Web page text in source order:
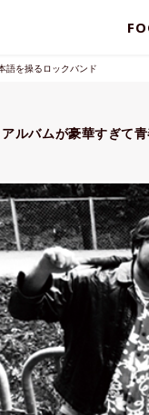
語を操るロックバンド
ルバムが豪華すぎて青